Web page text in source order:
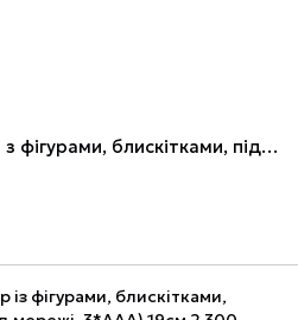
Нічник Різдвяний ліхтар з фігурами, блискітками, підсвічуванням та музикою (від мережі, 3*AAA) 19см 1